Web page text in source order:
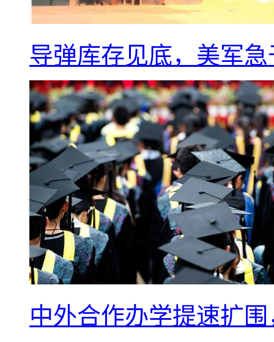
导弹库存见底，美军
中外合作办学提速扩